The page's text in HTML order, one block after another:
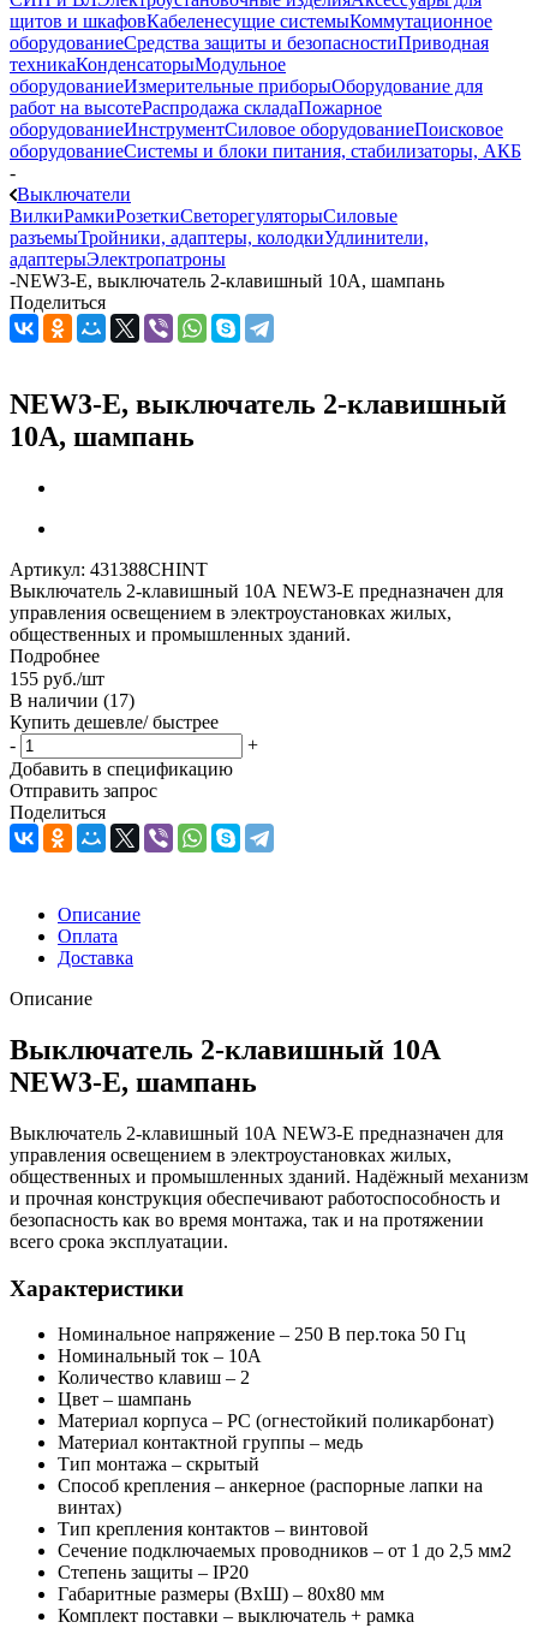
щитов и шкафовКабеленесущие системыКоммутационное
оборудованиеСредства защиты и безопасностиПриводная
техникаКонденсаторыМодульное
оборудованиеИзмерительные приборыОборудование для
работ на высотеРаспродажа складаПожарное
оборудованиеИнструментСиловое оборудованиеПоисковое
оборудованиеСистемы и блоки питания, стабилизаторы, АКБ
-
Выключатели
ВилкиРамкиРозеткиСветорегуляторыСиловые
разъемыТройники, адаптеры, колодкиУдлинители,
адаптерыЭлектропатроны
-NEW3-E, выключатель 2-клавишный 10А, шампань
Поделиться
NEW3-E, выключатель 2-клавишный
10А, шампань
Артикул: 431388CHINT
Выключатель 2-клавишный 10А NEW3-E предназначен для
управления освещением в электроустановках жилых,
общественных и промышленных зданий.
Подробнее
155 руб./шт
В наличии (17)
Купить дешевле/ быстрее
-
+
Добавить в спецификацию
Отправить запрос
Поделиться
Описание
Оплата
Доставка
Описание
Выключатель 2-клавишный 10А
NEW3-E, шампань
Выключатель 2-клавишный 10А NEW3-E предназначен для
управления освещением в электроустановках жилых,
общественных и промышленных зданий. Надёжный механизм
и прочная конструкция обеспечивают работоспособность и
безопасность как во время монтажа, так и на протяжении
всего срока эксплуатации.
Характеристики
Номинальное напряжение – 250 В пер.тока 50 Гц
Номинальный ток – 10А
Количество клавиш – 2
Цвет – шампань
Материал корпуса – PC (огнестойкий поликарбонат)
Материал контактной группы – медь
Тип монтажа – скрытый
Способ крепления – анкерное (распорные лапки на
винтах)
Тип крепления контактов – винтовой
Сечение подключаемых проводников – от 1 до 2,5 мм2
Степень защиты – IP20
Габаритные размеры (ВхШ) – 80х80 мм
Комплект поставки – выключатель + рамка